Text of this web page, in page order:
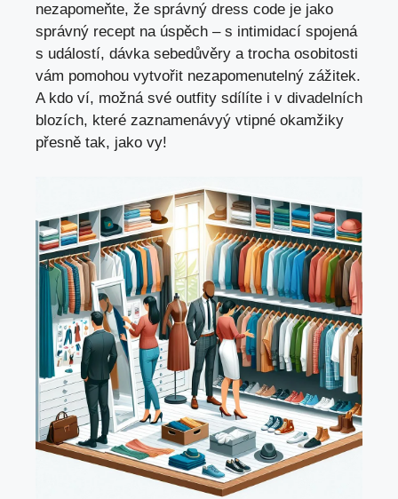
nezapomeňte, že⁤ správný dress code je jako
správný⁤ recept na úspěch – s intimidací⁤ spojená
s ​událostí,⁣ dávka sebedůvěry‌ a​ trocha ⁤osobitosti
vám⁤ pomohou vytvořit nezapomenutelný zážitek.
A kdo ví, možná ​své outfity ‍sdílíte i v ​divadelních
blozích, které zaznamenávyý ⁤vtipné okamžiky‌
přesně tak, ​jako ‌vy!